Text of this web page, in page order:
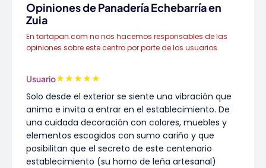
Opiniones de Panadería Echebarría en
Zuia
En tartapan.com no nos hacemos responsables de las
opiniones sobre este centro por parte de los usuarios.
Usuario★★★★★
Solo desde el exterior se siente una vibración que
anima e invita a entrar en el establecimiento. De
una cuidada decoración con colores, muebles y
elementos escogidos con sumo cariño y que
posibilitan que el secreto de este centenario
establecimiento (su horno de leña artesanal)